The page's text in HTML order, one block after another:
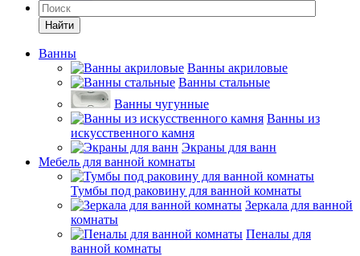
Найти
Ванны
Ванны акриловые
Ванны стальные
Ванны чугунные
Ванны из
искусственного камня
Экраны для ванн
Мебель для ванной комнаты
Тумбы под раковину для ванной комнаты
Зеркала для ванной
комнаты
Пеналы для
ванной комнаты